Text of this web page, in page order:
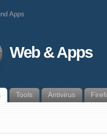
Apps
Web & Apps
Tools Antivirus